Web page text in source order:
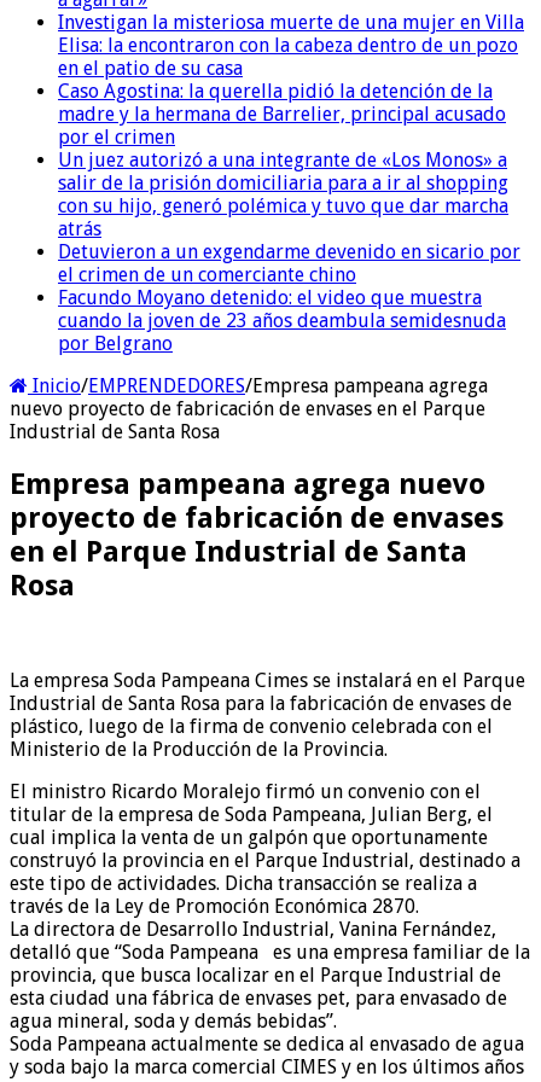
Investigan la misteriosa muerte de una mujer en Villa
Elisa: la encontraron con la cabeza dentro de un pozo
en el patio de su casa
Caso Agostina: la querella pidió la detención de la
madre y la hermana de Barrelier, principal acusado
por el crimen
Un juez autorizó a una integrante de «Los Monos» a
salir de la prisión domiciliaria para a ir al shopping
con su hijo, generó polémica y tuvo que dar marcha
atrás
Detuvieron a un exgendarme devenido en sicario por
el crimen de un comerciante chino
Facundo Moyano detenido: el video que muestra
cuando la joven de 23 años deambula semidesnuda
por Belgrano
Inicio/EMPRENDEDORES/Empresa pampeana agrega
nuevo proyecto de fabricación de envases en el Parque
Industrial de Santa Rosa
Empresa pampeana agrega nuevo
proyecto de fabricación de envases
en el Parque Industrial de Santa
Rosa
La empresa Soda Pampeana Cimes se instalará en el Parque
Industrial de Santa Rosa para la fabricación de envases de
plástico, luego de la firma de convenio celebrada con el
Ministerio de la Producción de la Provincia.
El ministro Ricardo Moralejo firmó un convenio con el
titular de la empresa de Soda Pampeana, Julian Berg, el
cual implica la venta de un galpón que oportunamente
construyó la provincia en el Parque Industrial, destinado a
este tipo de actividades. Dicha transacción se realiza a
través de la Ley de Promoción Económica 2870.
La directora de Desarrollo Industrial, Vanina Fernández,
detalló que “Soda Pampeana es una empresa familiar de la
provincia, que busca localizar en el Parque Industrial de
esta ciudad una fábrica de envases pet, para envasado de
agua mineral, soda y demás bebidas”.
Soda Pampeana actualmente se dedica al envasado de agua
y soda bajo la marca comercial CIMES y en los últimos años